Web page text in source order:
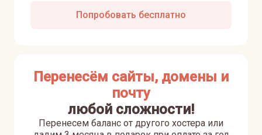
Попробовать бесплатно
Перенесём сайты, домены и
почту
любой сложности!
Перенесем баланс от другого хостера или